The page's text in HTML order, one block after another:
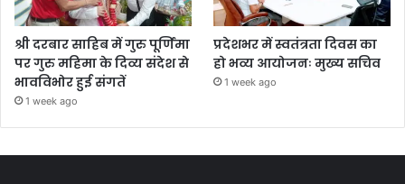
श्री दरबार साहिब में गुरु पूर्णिमा
पर गुरु महिमा के दिव्य संदेश से
भावविभोर हुई संगतें
1 week ago
प्रदेशभर में स्वतंत्रता दिवस का
हो भव्य आयोजनः मुख्य सचिव
1 week ago